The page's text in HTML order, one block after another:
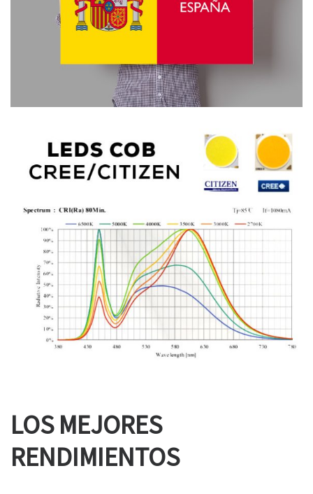
LOS MEJORES
RENDIMIENTOS